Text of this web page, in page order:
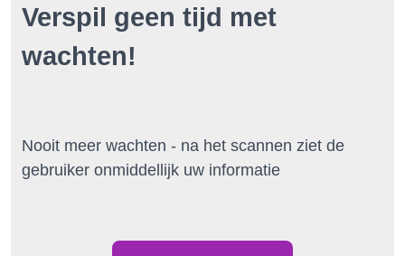
Verspil geen tijd met
wachten!
Nooit meer wachten - na het scannen ziet de
gebruiker onmiddellijk uw informatie